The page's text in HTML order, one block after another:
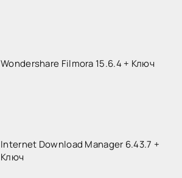
Wondershare Filmora 15.6.4 + Ключ
Internet Download Manager 6.43.7 +
Ключ